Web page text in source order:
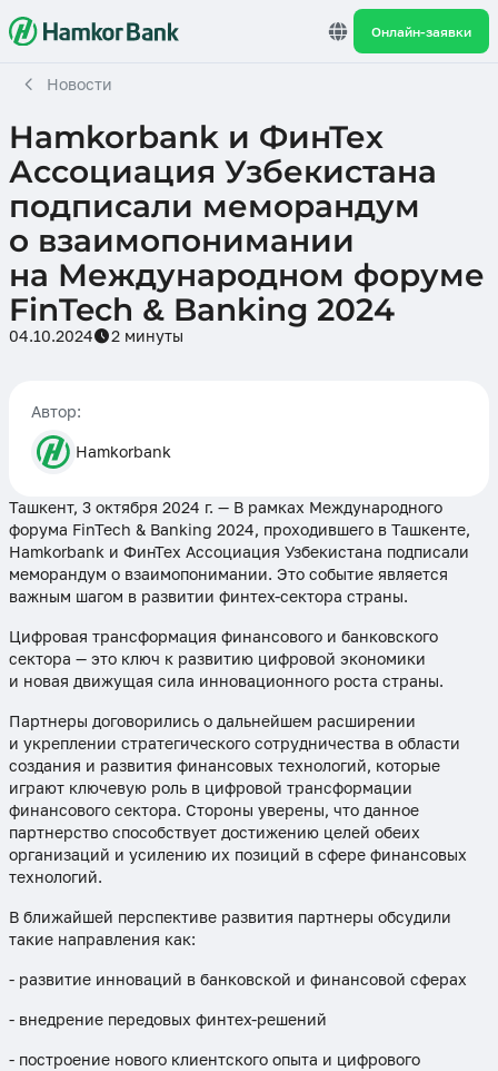
Онлайн-заявки
Новости
Hamkorbank и ФинТех
Ассоциация Узбекистана
подписали меморандум
о взаимопонимании
на Международном форуме
FinTech & Banking 2024
04.10.2024 2 минуты
Автор:
Hamkorbank
Ташкент, 3 октября 2024 г. — В рамках Международного
форума FinTech & Banking 2024, проходившего в Ташкенте,
Hamkorbank и ФинТех Ассоциация Узбекистана подписали
меморандум о взаимопонимании. Это событие является
важным шагом в развитии финтех-сектора страны.
Цифровая трансформация финансового и банковского
сектора — это ключ к развитию цифровой экономики
и новая движущая сила инновационного роста страны.
Партнеры договорились о дальнейшем расширении
и укреплении стратегического сотрудничества в области
создания и развития финансовых технологий, которые
играют ключевую роль в цифровой трансформации
финансового сектора. Стороны уверены, что данное
партнерство способствует достижению целей обеих
организаций и усилению их позиций в сфере финансовых
технологий.
В ближайшей перспективе развития партнеры обсудили
такие направления как:
- развитие инноваций в банковской и финансовой сферах
- внедрение передовых финтех-решений
- построение нового клиентского опыта и цифрового